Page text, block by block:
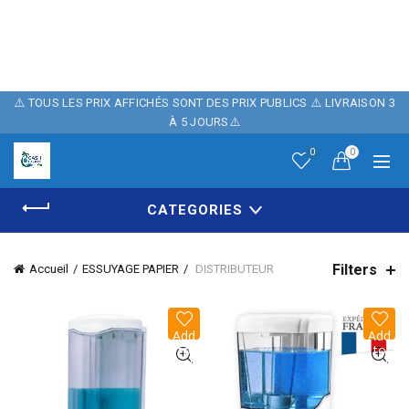
⚠️ TOUS LES PRIX AFFICHÉS SONT DES PRIX PUBLICS ⚠️ LIVRAISON 3
À 5 JOURS⚠️
0 0
CATEGORIES
Accueil ESSUYAGE PAPIER DISTRIBUTEUR Filters
Add
to
wish
Add
to
wish
10% DE REMISE
SUR NOTRE SITE
AVEC LE CODE